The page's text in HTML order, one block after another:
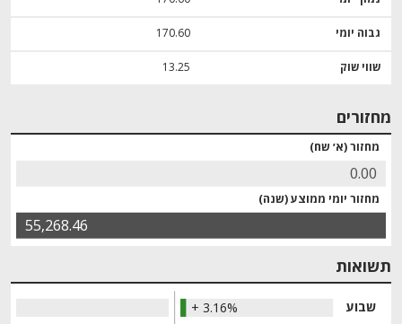
גבוה יומי 170.60
שווי שוק 13.25
מחזורים
0.00
55,268.46
מחזור יומי ממוצע (שנה)
מחזור (א׳ שח)
תשואות
+ 3.16%
שבוע